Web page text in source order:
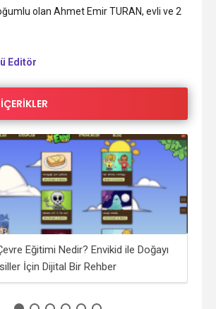
olan Ahmet Emir TURAN, evli ve 2
Editör
Eğitimi Nedir? Envikid ile Doğayı
İçin Dijital Bir Rehber